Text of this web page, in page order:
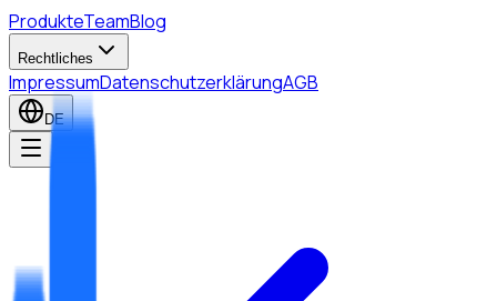
ProdukteTeamBlog
Rechtliches
ImpressumDatenschutzerklärungAGB
DE